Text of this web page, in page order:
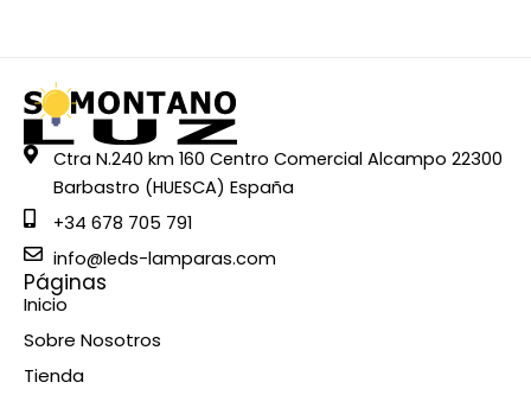
Ctra N.240 km 160 Centro Comercial Alcampo 22300
Barbastro (HUESCA) España
+34 678 705 791
info@leds-lamparas.com
Páginas
Inicio
Sobre Nosotros
Tienda